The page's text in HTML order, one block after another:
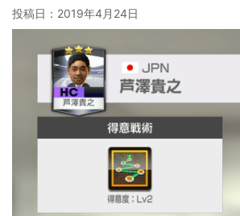
投稿日： 2019年4月24日